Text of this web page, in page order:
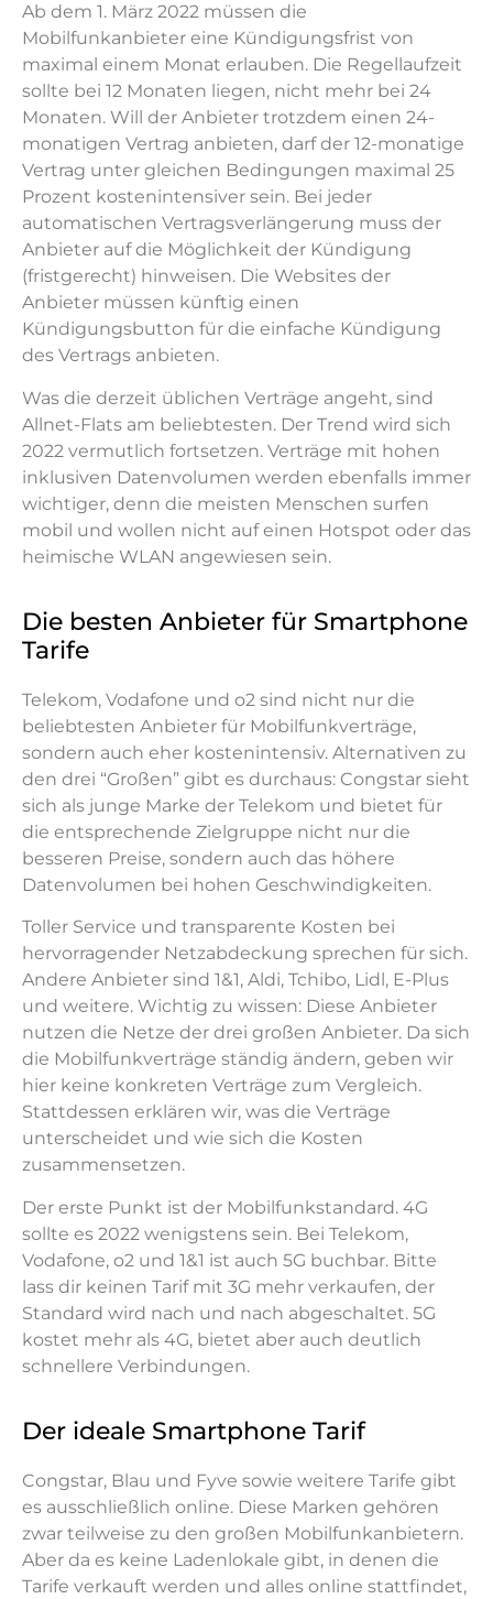
Ab dem 1. März 2022 müssen die
Mobilfunkanbieter eine Kündigungsfrist von
maximal einem Monat erlauben. Die Regellaufzeit
sollte bei 12 Monaten liegen, nicht mehr bei 24
Monaten. Will der Anbieter trotzdem einen 24-
monatigen Vertrag anbieten, darf der 12-monatige
Vertrag unter gleichen Bedingungen maximal 25
Prozent kostenintensiver sein. Bei jeder
automatischen Vertragsverlängerung muss der
Anbieter auf die Möglichkeit der Kündigung
(fristgerecht) hinweisen. Die Websites der
Anbieter müssen künftig einen
Kündigungsbutton für die einfache Kündigung
des Vertrags anbieten.
Was die derzeit üblichen Verträge angeht, sind
Allnet-Flats am beliebtesten. Der Trend wird sich
2022 vermutlich fortsetzen. Verträge mit hohen
inklusiven Datenvolumen werden ebenfalls immer
wichtiger, denn die meisten Menschen surfen
mobil und wollen nicht auf einen Hotspot oder das
heimische WLAN angewiesen sein.
Die besten Anbieter für Smartphone
Tarife
Telekom, Vodafone und o2 sind nicht nur die
beliebtesten Anbieter für Mobilfunkverträge,
sondern auch eher kostenintensiv. Alternativen zu
den drei “Großen” gibt es durchaus: Congstar sieht
sich als junge Marke der Telekom und bietet für
die entsprechende Zielgruppe nicht nur die
besseren Preise, sondern auch das höhere
Datenvolumen bei hohen Geschwindigkeiten.
Toller Service und transparente Kosten bei
hervorragender Netzabdeckung sprechen für sich.
Andere Anbieter sind 1&1, Aldi, Tchibo, Lidl, E-Plus
und weitere. Wichtig zu wissen: Diese Anbieter
nutzen die Netze der drei großen Anbieter. Da sich
die Mobilfunkverträge ständig ändern, geben wir
hier keine konkreten Verträge zum Vergleich.
Stattdessen erklären wir, was die Verträge
unterscheidet und wie sich die Kosten
zusammensetzen.
Der erste Punkt ist der Mobilfunkstandard. 4G
sollte es 2022 wenigstens sein. Bei Telekom,
Vodafone, o2 und 1&1 ist auch 5G buchbar. Bitte
lass dir keinen Tarif mit 3G mehr verkaufen, der
Standard wird nach und nach abgeschaltet. 5G
kostet mehr als 4G, bietet aber auch deutlich
schnellere Verbindungen.
Der ideale Smartphone Tarif
Congstar, Blau und Fyve sowie weitere Tarife gibt
es ausschließlich online. Diese Marken gehören
zwar teilweise zu den großen Mobilfunkanbietern.
Aber da es keine Ladenlokale gibt, in denen die
Tarife verkauft werden und alles online stattfindet,